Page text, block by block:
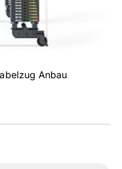
Anbau